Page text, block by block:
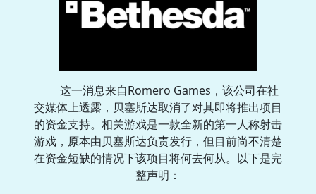
这一消息来自Romero Games，该公司在社
交媒体上透露，贝塞斯达取消了对其即将推出项目
的资金支持。相关游戏是一款全新的第一人称射击
游戏，原本由贝塞斯达负责发行，但目前尚不清楚
在资金短缺的情况下该项目将何去何从。以下是完
整声明：